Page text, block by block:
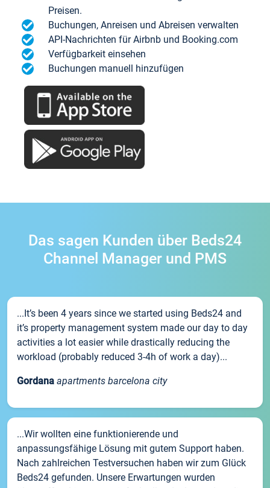
Preisen.
Buchungen, Anreisen und Abreisen verwalten
API-Nachrichten für Airbnb und Booking.com
Verfügbarkeit einsehen
Buchungen manuell hinzufügen
Das sagen Kunden über Beds24
Channel Manager und PMS
...It’s been 4 years since we started using Beds24 and
it’s property management system made our day to day
activities a lot easier while drastically reducing the
workload (probably reduced 3-4h of work a day)...
Gordana apartments barcelona city
...Wir wollten eine funktionierende und
anpassungsfähige Lösung mit gutem Support haben.
Nach zahlreichen Testversuchen haben wir zum Glück
Beds24 gefunden. Unsere Erwartungen wurden